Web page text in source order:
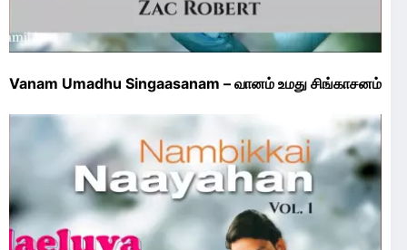
Vanam Umadhu Singaasanam – வானம் உமது சிங்காசனம்